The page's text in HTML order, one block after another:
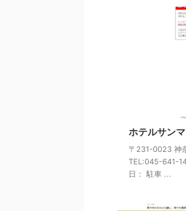
ホテルサン
〒231-0023 神
TEL:045-641-
日： 駐車 ...